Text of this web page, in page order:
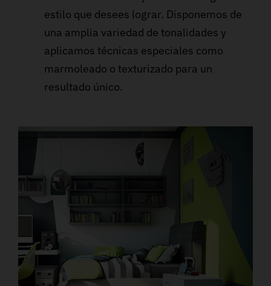
estilo que desees lograr. Disponemos de
una amplia variedad de tonalidades y
aplicamos técnicas especiales como
marmoleado o texturizado para un
resultado único.